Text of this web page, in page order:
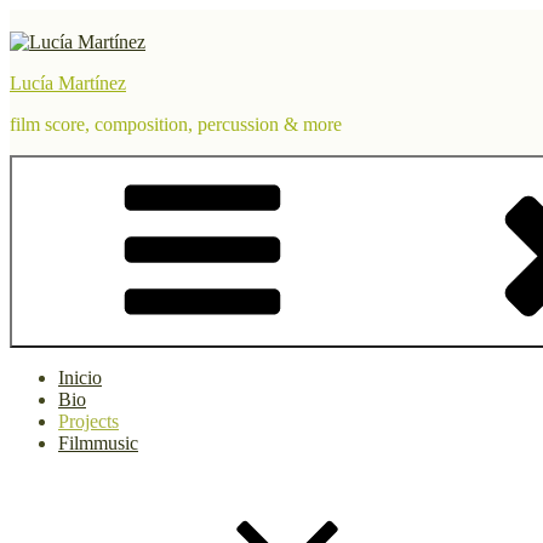
al
Lucía Martínez
film score, composition, percussion & more
Inicio
Bio
Projects
Filmmusic